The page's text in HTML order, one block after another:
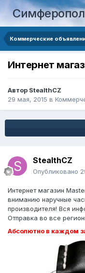
Коммерческие
Интернет
Автор StealthCZ
29 мая, 2015 в
StealthCZ
Опубликовано
Интернет магазин
вниманию наручные
производителя! Вся
Отправка во все
Абсолютно в каждом